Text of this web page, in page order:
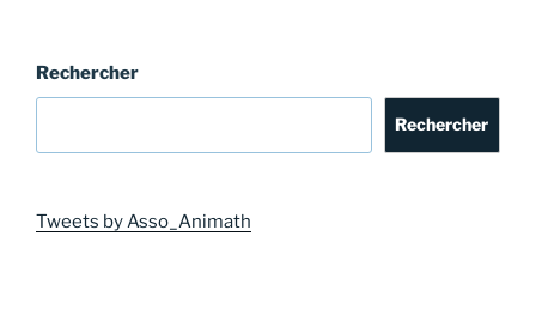
Rechercher
Rechercher
Tweets by Asso_Animath